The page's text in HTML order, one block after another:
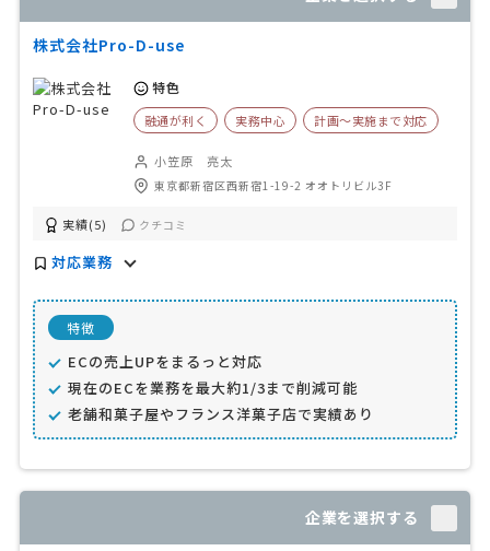
株式会社Pro-D-use
特色
融通が利く 実務中心 計画〜実施まで対応
小笠原 亮太
東京都新宿区西新宿1-19-2 オオトリビル3F
実績(5) クチコミ
対応業務
特徴
ECの売上UPをまるっと対応
現在のECを業務を最大約1/3まで削減可能
老舗和菓子屋やフランス洋菓子店で実績あり
企業を選択する